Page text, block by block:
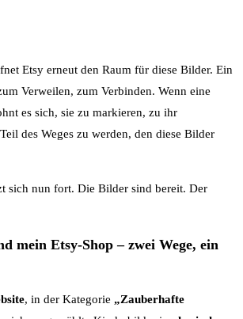
Etsy erneut den Raum für diese Bilder. Ein
Verweilen, zum Verbinden. Wenn eine
es sich, sie zu markieren, zu ihr
des Weges zu werden, den diese Bilder
sich nun fort. Die Bilder sind bereit. Der
mein Etsy-Shop – zwei Wege, ein
, in der Kategorie „Zauberhafte